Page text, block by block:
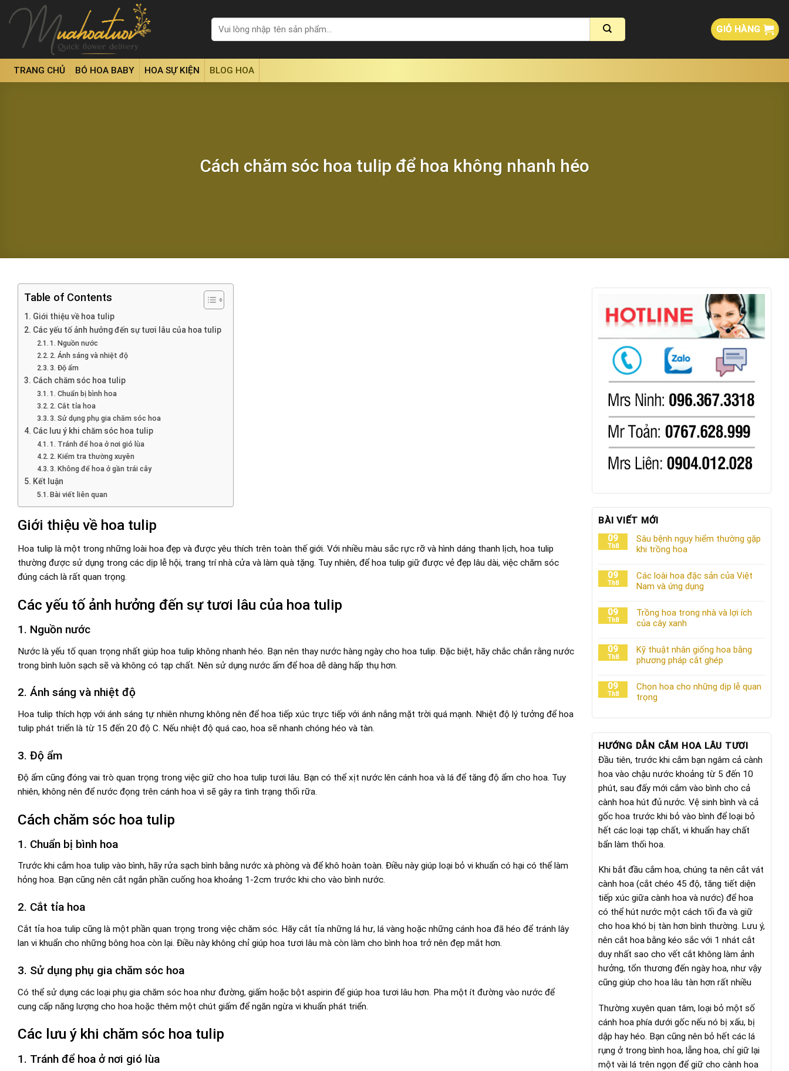
content
Tìm
kiếm:
GIỎ HÀNG
TRANG CHỦ BÓ HOA BABY HOA SỰ KIỆN BLOG HOA
Cách chăm sóc hoa tulip để hoa không nhanh héo
Table of Contents
Giới thiệu về hoa tulip
Các yếu tố ảnh hưởng đến sự tươi lâu của hoa tulip
1. Nguồn nước
2. Ánh sáng và nhiệt độ
3. Độ ẩm
Cách chăm sóc hoa tulip
1. Chuẩn bị bình hoa
2. Cắt tỉa hoa
3. Sử dụng phụ gia chăm sóc hoa
Các lưu ý khi chăm sóc hoa tulip
1. Tránh để hoa ở nơi gió lùa
2. Kiểm tra thường xuyên
3. Không để hoa ở gần trái cây
Kết luận
Bài viết liên quan
Giới thiệu về hoa tulip
Hoa tulip là một trong những loài hoa đẹp và được yêu thích trên toàn thế giới. Với nhiều màu sắc rực rỡ và hình dáng thanh lịch, hoa tulip
thường được sử dụng trong các dịp lễ hội, trang trí nhà cửa và làm quà tặng. Tuy nhiên, để hoa tulip giữ được vẻ đẹp lâu dài, việc chăm sóc
đúng cách là rất quan trọng.
Các yếu tố ảnh hưởng đến sự tươi lâu của hoa tulip
1. Nguồn nước
Nước là yếu tố quan trọng nhất giúp hoa tulip không nhanh héo. Bạn nên thay nước hàng ngày cho hoa tulip. Đặc biệt, hãy chắc chắn rằng nước
trong bình luôn sạch sẽ và không có tạp chất. Nên sử dụng nước ấm để hoa dễ dàng hấp thụ hơn.
2. Ánh sáng và nhiệt độ
Hoa tulip thích hợp với ánh sáng tự nhiên nhưng không nên để hoa tiếp xúc trực tiếp với ánh nắng mặt trời quá mạnh. Nhiệt độ lý tưởng để hoa
tulip phát triển là từ 15 đến 20 độ C. Nếu nhiệt độ quá cao, hoa sẽ nhanh chóng héo và tàn.
3. Độ ẩm
Độ ẩm cũng đóng vai trò quan trọng trong việc giữ cho hoa tulip tươi lâu. Bạn có thể xịt nước lên cánh hoa và lá để tăng độ ẩm cho hoa. Tuy
nhiên, không nên để nước đọng trên cánh hoa vì sẽ gây ra tình trạng thối rữa.
Cách chăm sóc hoa tulip
1. Chuẩn bị bình hoa
Trước khi cắm hoa tulip vào bình, hãy rửa sạch bình bằng nước xà phòng và để khô hoàn toàn. Điều này giúp loại bỏ vi khuẩn có hại có thể làm
hỏng hoa. Bạn cũng nên cắt ngắn phần cuống hoa khoảng 1-2cm trước khi cho vào bình nước.
2. Cắt tỉa hoa
Cắt tỉa hoa tulip cũng là một phần quan trọng trong việc chăm sóc. Hãy cắt tỉa những lá hư, lá vàng hoặc những cánh hoa đã héo để tránh lây
lan vi khuẩn cho những bông hoa còn lại. Điều này không chỉ giúp hoa tươi lâu mà còn làm cho bình hoa trở nên đẹp mắt hơn.
3. Sử dụng phụ gia chăm sóc hoa
Có thể sử dụng các loại phụ gia chăm sóc hoa như đường, giấm hoặc bột aspirin để giúp hoa tươi lâu hơn. Pha một ít đường vào nước để
cung cấp năng lượng cho hoa hoặc thêm một chút giấm để ngăn ngừa vi khuẩn phát triển.
Các lưu ý khi chăm sóc hoa tulip
1. Tránh để hoa ở nơi gió lùa
BÀI VIẾT MỚI
09
Th8
Sâu bệnh nguy hiểm thường gặp
khi trồng hoa
09
Th8
Các loài hoa đặc sản của Việt
Nam và ứng dụng
09
Th8
Trồng hoa trong nhà và lợi ích
của cây xanh
09
Th8
Kỹ thuật nhân giống hoa bằng
phương pháp cắt ghép
09
Th8
Chọn hoa cho những dịp lễ quan
trọng
HƯỚNG DẪN CẮM HOA LÂU TƯƠI
Đầu tiên, trước khi cắm bạn ngâm cả cành
hoa vào chậu nước khoảng từ 5 đến 10
phút, sau đấy mới cắm vào bình cho cả
cành hoa hút đủ nước. Vệ sinh bình và cả
gốc hoa trước khi bỏ vào bình để loại bỏ
hết các loại tạp chất, vi khuẩn hay chất
bẩn làm thối hoa.
Khi bắt đầu cắm hoa, chúng ta nên cắt vát
cành hoa (cắt chéo 45 độ, tăng tiết diện
tiếp xúc giữa cành hoa và nước) để hoa
có thể hút nước một cách tối đa và giữ
cho hoa khó bị tàn hơn bình thường. Lưu ý,
nên cắt hoa bằng kéo sắc với 1 nhát cắt
duy nhất sao cho vết cắt không làm ảnh
hưởng, tổn thương đến ngày hoa, như vậy
cũng giúp cho hoa lâu tàn hơn rất nhiều
Thường xuyên quan tâm, loại bỏ một số
cánh hoa phía dưới gốc nếu nó bị xấu, bị
dập hay héo. Bạn cũng nên bỏ hết các lá
rụng ở trong bình hoa, lẵng hoa, chỉ giữ lại
một vài lá trên ngọn để giữ cho cành hoa